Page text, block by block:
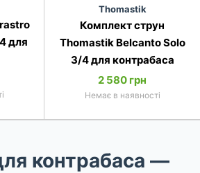
для
Thomastik
Комплект струн
Thomastik Belcanto Solo
3/4 для контрабаса
2 580 грн
Немає в наявності
контрабаса —